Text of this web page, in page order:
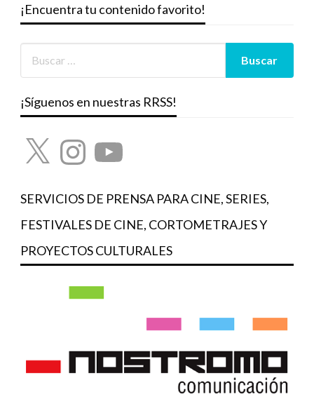
¡Encuentra tu contenido favorito!
¡Síguenos en nuestras RRSS!
X InstagramYouTube
SERVICIOS DE PRENSA PARA CINE, SERIES,
FESTIVALES DE CINE, CORTOMETRAJES Y
PROYECTOS CULTURALES